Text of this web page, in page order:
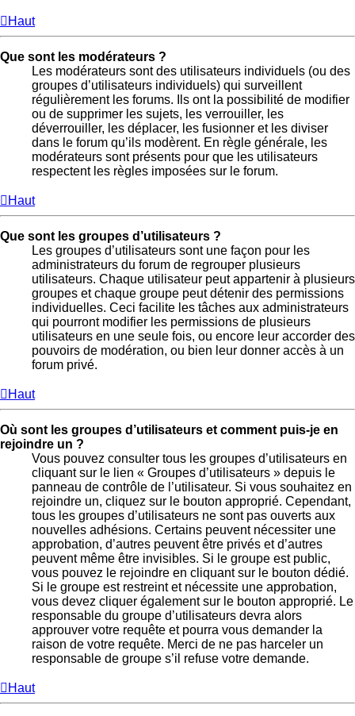
Haut
Que sont les modérateurs ?
Les modérateurs sont des utilisateurs individuels (ou des
groupes d’utilisateurs individuels) qui surveillent
régulièrement les forums. Ils ont la possibilité de modifier
ou de supprimer les sujets, les verrouiller, les
déverrouiller, les déplacer, les fusionner et les diviser
dans le forum qu’ils modèrent. En règle générale, les
modérateurs sont présents pour que les utilisateurs
respectent les règles imposées sur le forum.
Haut
Que sont les groupes d’utilisateurs ?
Les groupes d’utilisateurs sont une façon pour les
administrateurs du forum de regrouper plusieurs
utilisateurs. Chaque utilisateur peut appartenir à plusieurs
groupes et chaque groupe peut détenir des permissions
individuelles. Ceci facilite les tâches aux administrateurs
qui pourront modifier les permissions de plusieurs
utilisateurs en une seule fois, ou encore leur accorder des
pouvoirs de modération, ou bien leur donner accès à un
forum privé.
Haut
Où sont les groupes d’utilisateurs et comment puis-je en
rejoindre un ?
Vous pouvez consulter tous les groupes d’utilisateurs en
cliquant sur le lien « Groupes d’utilisateurs » depuis le
panneau de contrôle de l’utilisateur. Si vous souhaitez en
rejoindre un, cliquez sur le bouton approprié. Cependant,
tous les groupes d’utilisateurs ne sont pas ouverts aux
nouvelles adhésions. Certains peuvent nécessiter une
approbation, d’autres peuvent être privés et d’autres
peuvent même être invisibles. Si le groupe est public,
vous pouvez le rejoindre en cliquant sur le bouton dédié.
Si le groupe est restreint et nécessite une approbation,
vous devez cliquer également sur le bouton approprié. Le
responsable du groupe d’utilisateurs devra alors
approuver votre requête et pourra vous demander la
raison de votre requête. Merci de ne pas harceler un
responsable de groupe s’il refuse votre demande.
Haut